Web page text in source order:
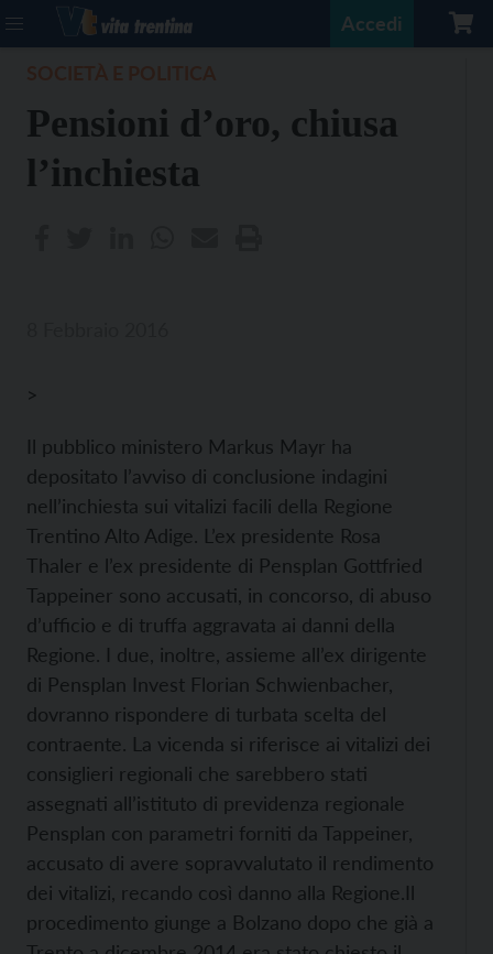
Accedi
Pensioni d’oro, chiusa
l’inchiesta
>
Il pubblico ministero Markus Mayr ha
depositato l’avviso di conclusione indagini
nell’inchiesta sui vitalizi facili della Regione
Trentino Alto Adige. L’ex presidente Rosa
Thaler e l’ex presidente di Pensplan Gottfried
Tappeiner sono accusati, in concorso, di abuso
d’ufficio e di truffa aggravata ai danni della
Regione. I due, inoltre, assieme all’ex dirigente
di Pensplan Invest Florian Schwienbacher,
dovranno rispondere di turbata scelta del
contraente. La vicenda si riferisce ai vitalizi dei
consiglieri regionali che sarebbero stati
assegnati all’istituto di previdenza regionale
Pensplan con parametri forniti da Tappeiner,
accusato di avere sopravvalutato il rendimento
dei vitalizi, recando così danno alla Regione.Il
procedimento giunge a Bolzano dopo che già a